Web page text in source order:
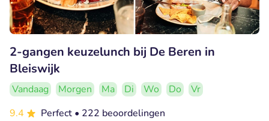
2-gangen keuzelunch bij De Beren in
Bleiswijk
Vandaag Morgen Ma Di Wo Do
Vr
9.4
Perfect • 222 beoordelingen